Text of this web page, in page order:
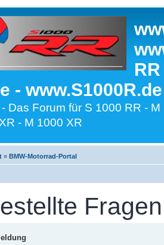
-
Das Forum für S 1000 RR -
- M 1000 XR
» BMW-Motorrad-Portal
Fragen